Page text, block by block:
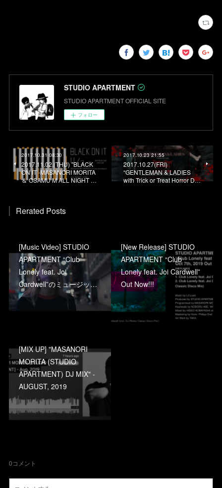
STUDIO APARTMENT
STUDIO APARTMENT OFFICIAL SITE
フォロー
2017.10.31 08:30
2017.11.02.(THU) "BLACK
ON IT -MASANORI MORITA
＆ OSAMU M ALL NIGHT …
2017.10.23 21:55
2017.10.27(FRI)
“GENTLEMAN & LADIES
with Trick or Treat Horror D…
Rerated Posts
[Music Video] STUDIO
APARTMENT “Club
Lonely feat. Joi
Cardwell”のミュージッ…
[New Release] STUDIO
APARTMENT “Club
Lonely feat. Joi Cardwell”
Out Now!!!
[MIX UP] "MASANORI
MORITA (STUDIO
APARTMENT) DJ MIX" -
AUGUST, 2019
0コメント